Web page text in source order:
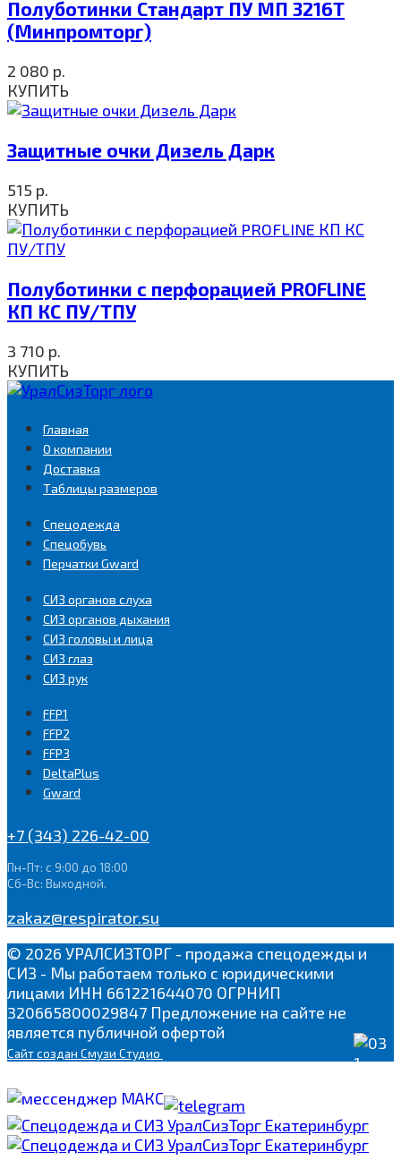
Полуботинки Стандарт ПУ МП 3216Т
(Минпромторг)
2 080 р.
КУПИТЬ
Защитные очки Дизель Дарк
515 р.
КУПИТЬ
Полуботинки с перфорацией PROFLINE
КП КС ПУ/ТПУ
3 710 р.
КУПИТЬ
Главная
О компании
Доставка
Таблицы размеров
Спецодежда
Спецобувь
Перчатки Gward
СИЗ органов слуха
СИЗ органов дыхания
СИЗ головы и лица
СИЗ глаз
СИЗ рук
FFP1
FFP2
FFP3
DeltaPlus
Gward
+7 (343) 226-42-00
Пн-Пт: с 9:00 до 18:00
Сб-Вс: Выходной.
zakaz@respirator.su
© 2026 УРАЛСИЗТОРГ - продажа спецодежды и
СИЗ - Мы работаем только с юридическими
лицами ИНН 661221644070 ОГРНИП
320665800029847 Предложение на сайте не
является публичной офертой
Сайтсоздан Смузи Студио